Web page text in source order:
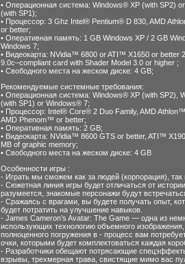
• Операционная система: Windows® XP (with SP2)
(with SP1);
• Процессор: 3 Ghz Intel® Pentium® D 830, AMD
or better;
• Оперативная память: 1 GB Windows XP / 2 GB
Windows 7;
• Видеокарта: NVidia™ 6800 or ATI™ X1650 or better
9.0c–compliant card with Shader Model 3.0 or higher ;
• Свободного места на жеском диске: 4 GB;
Рекомендуемые системные требования:
• Операционная система: Windows® XP (with SP2),
(with SP1) or Windows® 7;
• Процессор: Intel® Core® 2 Duo Family, AMD
AMD Phenom™ or better;
• Оперативная память: 2 GB;
• Видеокарта: NVidia™ 8600 GTS or better, ATI™
MB of graphic memory;
• Свободного места на жеском диске: 4 GB
Особенности игры :
- Играть мы сможем как за людей (корпорация), так
- Сюжетная линия игры будет отличаться от
разумеется, знакомые персонажи будут
- Сражаясь с врагами, вы будете получать опыт,
будет потратить на улучшение навыков.
- James Cameron’s Avatar: The Game — одна из
использующих технологию объемного изображения,
полноценного погружения в - процесс вам
очки, которыми будет комплектоваться каждая
- Разработчики обещают потрясающие
взрывы, трехмерная трава, свистящие мимо вас